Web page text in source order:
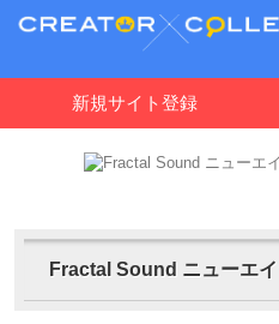
新規サイト登録
Fractal Sound ニューエ